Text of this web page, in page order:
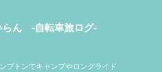
らん -自転車旅ログ-
プトンでキャンプやロングライド